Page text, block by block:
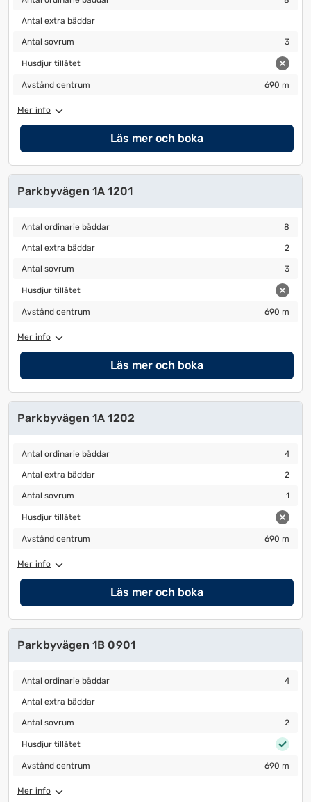
Antal extra bäddar
Antal extra bäddar
Antal sovrum
Antal sovrum 3
Husdjur tillåtet
Husdjur tillåtet
Avstånd centrum
Avstånd centrum 690 m
Mer info
Läs mer och boka
Parkbyvägen 1A 1201
Antal ordinarie bäddar
Antal ordinarie bäddar 8
Antal extra bäddar
Antal extra bäddar 2
Antal sovrum
Antal sovrum 3
Husdjur tillåtet
Husdjur tillåtet
Avstånd centrum
Avstånd centrum 690 m
Mer info
Läs mer och boka
Parkbyvägen 1A 1202
Antal ordinarie bäddar
Antal ordinarie bäddar 4
Antal extra bäddar
Antal extra bäddar 2
Antal sovrum
Antal sovrum 1
Husdjur tillåtet
Husdjur tillåtet
Avstånd centrum
Avstånd centrum 690 m
Mer info
Läs mer och boka
Parkbyvägen 1B 0901
Antal ordinarie bäddar
Antal ordinarie bäddar 4
Antal extra bäddar
Antal extra bäddar
Antal sovrum
Antal sovrum 2
Husdjur tillåtet
Husdjur tillåtet
Avstånd centrum
Avstånd centrum 690 m
Mer info